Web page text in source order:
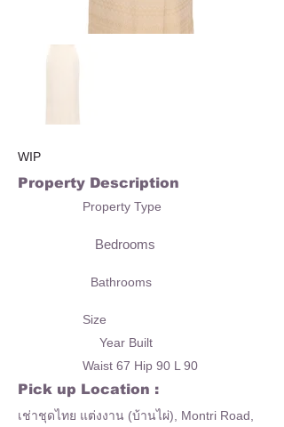
WIP
Property Description
Property Type
Bedrooms
Bathrooms
Size
Year Built
Waist 67 Hip 90 L 90
Pick up Location :
เช่าชุดไทย แต่งงาน (บ้านไผ่), Montri Road,